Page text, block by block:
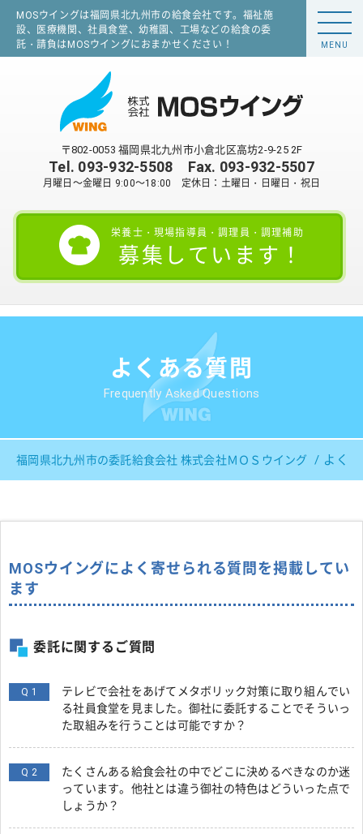
MOSウイングは福岡県北九州市の給食会社です。福祉施
設、医療機関、社員食堂、幼稚園、工場などの給食の委
託・請負はMOSウイングにおまかせください！
〒802-0053 福岡県北九州市小倉北区高坊2-9-25 2F
Tel. 093-932-5508 Fax. 093-932-5507
月曜日～金曜日 9:00～18:00 定休日：土曜日・日曜日・祝日
栄養士・現場指導員・調理員・調理補助
募集しています！
MENU
よくある質問
Frequently Asked Questions
福岡県北九州市の委託給食会社 株式会社ＭＯＳウイング よく
MOSウイングによく寄せられる質問を掲載してい
ます
委託に関するご質問
Q 1
テレビで会社をあげてメタボリック対策に取り組んでい
る社員食堂を見ました。御社に委託することでそういっ
た取組みを行うことは可能ですか？
Q 2
たくさんある給食会社の中でどこに決めるべきなのか迷
っています。他社とは違う御社の特色はどういった点で
しょうか？